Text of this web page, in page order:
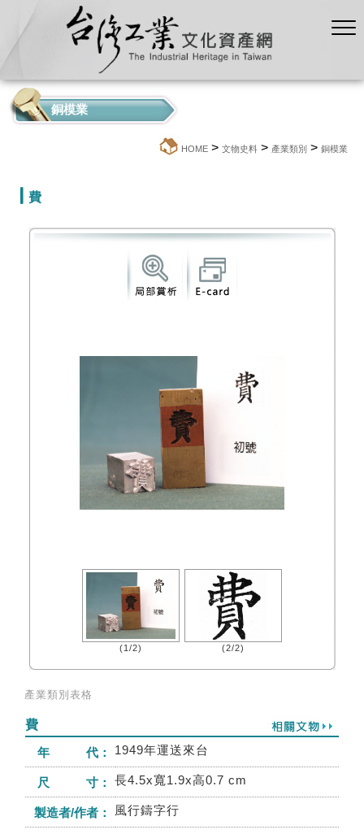
銅模業
HOME > 文物史料 > 產業類別 > 銅模業
費
(1/2) (2/2)
產業類別表格
費
年 代：
1949年運送來台
尺 寸： 長4.5x寬1.9x高0.7 cm
製造者/作者： 風行鑄字行